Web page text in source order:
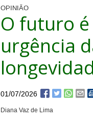
OPINIÃO
O futuro
urgência
01/07/2026
Diana Vaz de Lima